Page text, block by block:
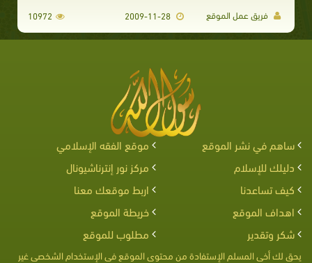
فريق عمل الموقع 10972
ساهم في نشر الموقع
موقع الفقه الإسلامي
دليلك للإسلام
مركز نور إنترناشيونال
كيف تساعدنا
اربط موقعك معنا
اهداف الموقع
خريطة الموقع
شكر وتقدير
مطلوب للموقع
يحق لك أخى المسلم الإستفادة من محتوى الموقع فى الإستخدام الشخصى غير